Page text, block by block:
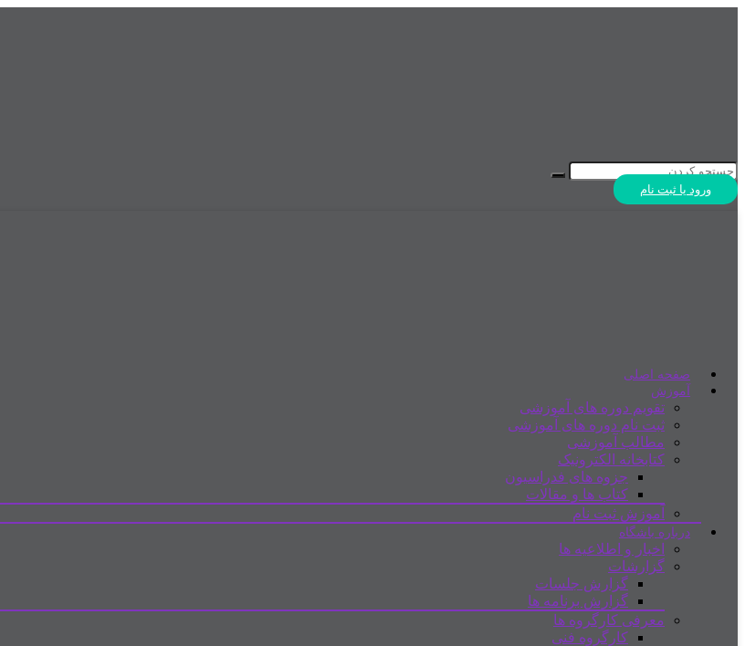
ورود یا ثبت نام
صفحه اصلی
آموزش
تقویم دوره های آموزشی
ثبت نام دوره های آموزشی
مطالب آموزشی
کتابخانه الکترونیک
جزوه های فدراسیون
کتاب ها و مقالات
آموزش ثبت نام
درباره باشگاه
اخبار و اطلاعیه ها
گزارشات
گزارش جلسات
گزارش برنامه ها
معرفی کارگروه ها
کارگروه فنی